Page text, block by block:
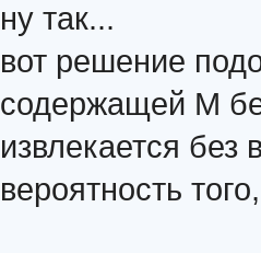
ну так...
вот решение
содержащей M
извлекается
вероятность